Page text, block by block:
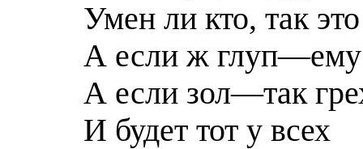
Умен ли кто, так
А если ж
А если зол—так
И будет тот у всех